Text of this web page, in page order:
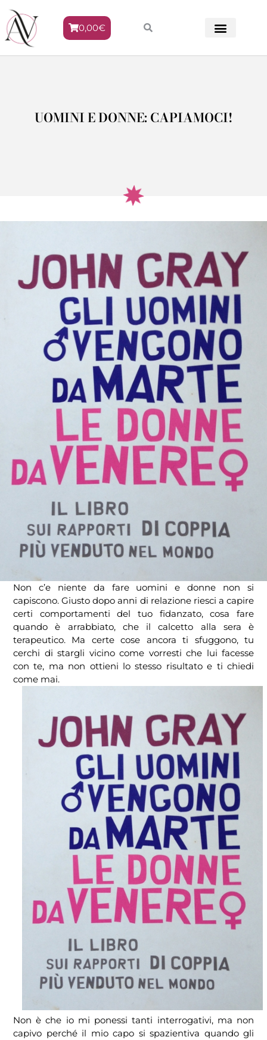
0,00€
UOMINI E DONNE: CAPIAMOCI!
Non c’e niente da fare uomini e donne non si
capiscono. Giusto dopo anni di relazione riesci a capire
certi comportamenti del tuo fidanzato, cosa fare
quando è arrabbiato, che il calcetto alla sera è
terapeutico. Ma certe cose ancora ti sfuggono, tu
cerchi di stargli vicino come vorresti che lui facesse
con te, ma non ottieni lo stesso risultato e ti chiedi
come mai.
Non è che io mi ponessi tanti interrogativi, ma non
capivo perché il mio capo si spazientiva quando gli